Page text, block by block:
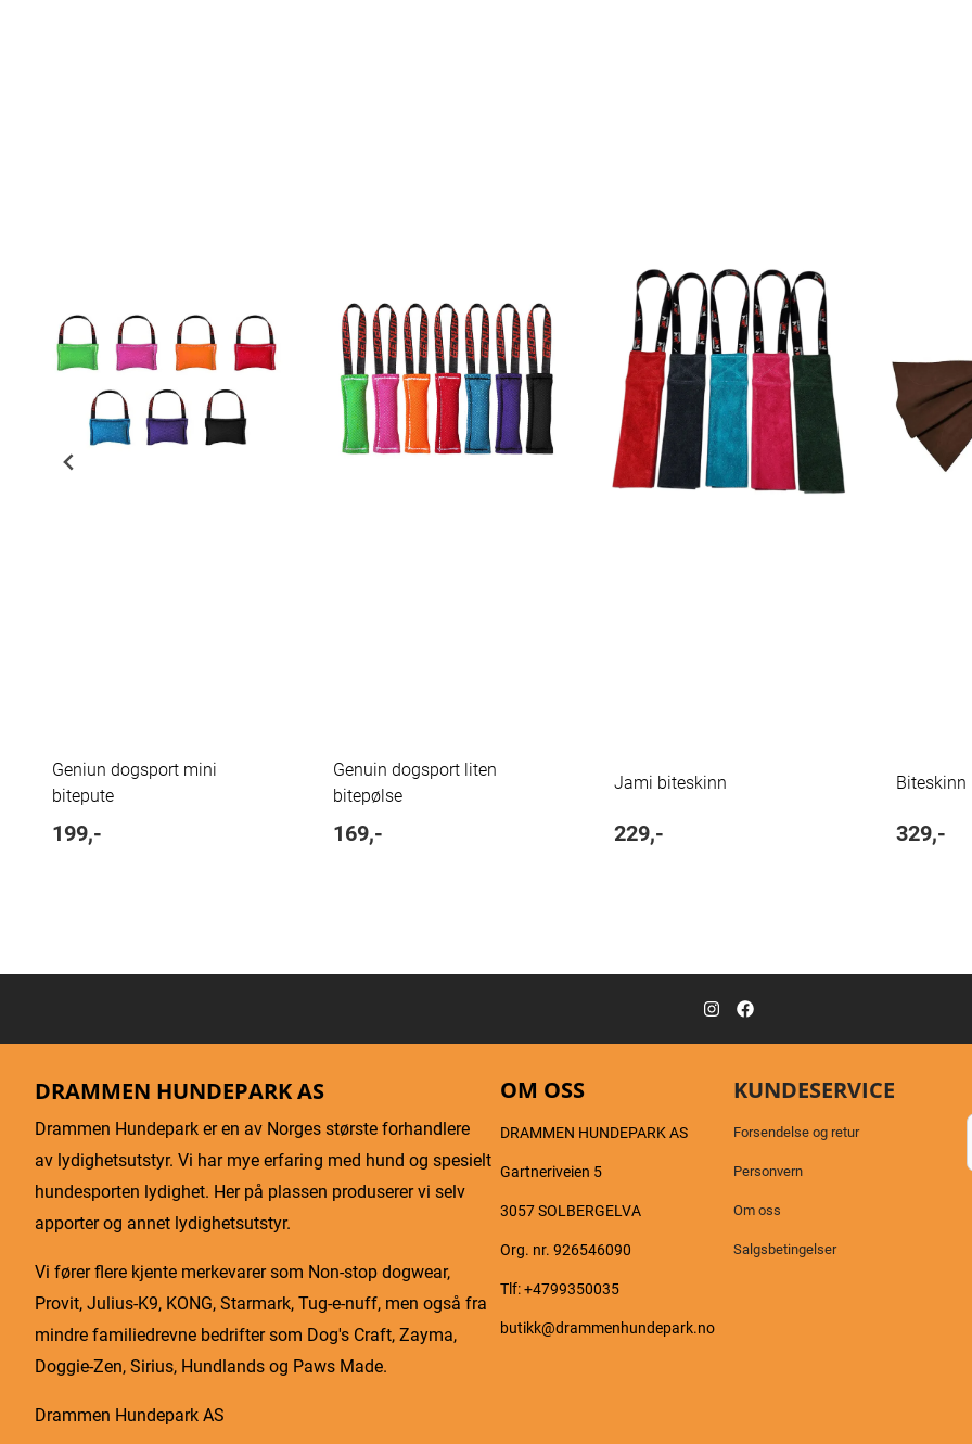
Geniun dogsport mini
bitepute
199,-
Genuin dogsport liten
bitepølse
169,-
Jami biteskinn
229,-
Biteskinn
329,-
DRAMMEN HUNDEPARK AS
Drammen Hundepark er en av Norges største forhandlere
av lydighetsutstyr. Vi har mye erfaring med hund og spesielt
hundesporten lydighet. Her på plassen produserer vi selv
apporter og annet lydighetsutstyr.
Vi fører flere kjente merkevarer som Non-stop dogwear,
Provit, Julius-K9, KONG, Starmark, Tug-e-nuff, men også fra
mindre familiedrevne bedrifter som Dog's Craft, Zayma,
Doggie-Zen, Sirius, Hundlands og Paws Made.
Drammen Hundepark AS
OM OSS
DRAMMEN HUNDEPARK AS
Gartneriveien 5
3057 SOLBERGELVA
Org. nr. 926546090
Tlf:+4799350035
butikk@drammenhundepark.no
KUNDESERVICE
Forsendelse og retur
Personvern
Om oss
Salgsbetingelser